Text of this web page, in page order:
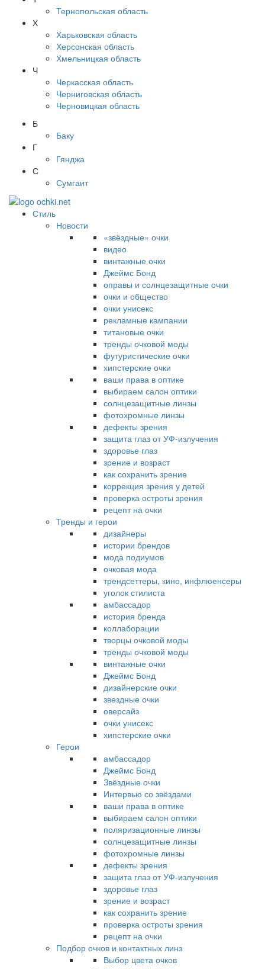
Тернопольская область
Х
Харьковская область
Херсонская область
Хмельницкая область
Ч
Черкасская область
Черниговская область
Черновицкая область
Б
Баку
Г
Гянджа
С
Сумгаит
Стиль
Новости
«звёздные» очки
видео
винтажные очки
Джеймс Бонд
оправы и солнцезащитные очки
очки и общество
очки унисекс
рекламные кампании
титановые очки
тренды очковой моды
футуристические очки
хипстерские очки
ваши права в оптике
выбираем салон оптики
солнцезащитные линзы
фотохромные линзы
дефекты зрения
защита глаз от УФ-излучения
здоровье глаз
зрение и возраст
как сохранить зрение
коррекция зрения у детей
проверка остроты зрения
рецепт на очки
Тренды и герои
дизайнеры
истории брендов
мода подиумов
очковая мода
трендсеттеры, кино, инфлюенсеры
уголок стилиста
амбассадор
история бренда
коллаборации
творцы очковой моды
тренды очковой моды
винтажные очки
Джеймс Бонд
дизайнерские очки
звездные очки
оверсайз
очки унисекс
хипстерские очки
Герои
амбассадор
Джеймс Бонд
Звёздные очки
Интервью со звёздами
ваши права в оптике
выбираем салон оптики
поляризационные линзы
солнцезащитные линзы
фотохромные линзы
дефекты зрения
защита глаз от УФ-излучения
здоровье глаз
зрение и возраст
как сохранить зрение
проверка остроты зрения
рецепт на очки
Подбор очков и контактных линз
Выбор цвета очков